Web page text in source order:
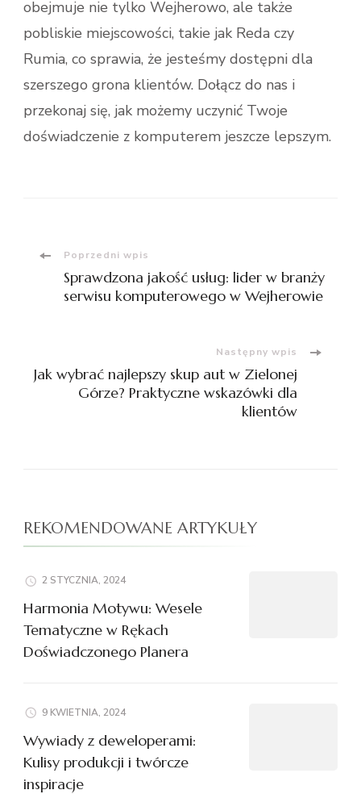
obejmuje nie tylko Wejherowo, ale także
pobliskie miejscowości, takie jak Reda czy
Rumia, co sprawia, że jesteśmy dostępni dla
szerszego grona klientów. Dołącz do nas i
przekonaj się, jak możemy uczynić Twoje
doświadczenie z komputerem jeszcze lepszym.
Nawigacja
wpisu
Poprzedni wpis
Sprawdzona jakość usług: lider w branży
serwisu komputerowego w Wejherowie
Następny wpis
Jak wybrać najlepszy skup aut w Zielonej
Górze? Praktyczne wskazówki dla
klientów
REKOMENDOWANE ARTYKUŁY
2 STYCZNIA, 2024
Harmonia Motywu: Wesele
Tematyczne w Rękach
Doświadczonego Planera
9 KWIETNIA, 2024
Wywiady z deweloperami:
Kulisy produkcji i twórcze
inspiracje